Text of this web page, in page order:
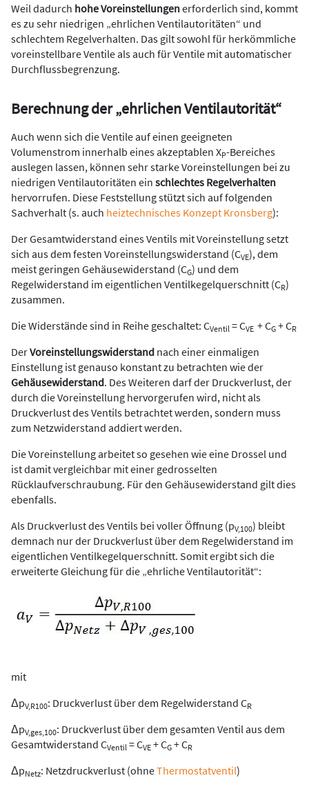
Weil dadurch hohe Voreinstellungenerforderlich sind, kommt
es zu sehr niedrigen „ehrlichen Ventilautoritäten“ und
schlechtem Regelverhalten. Das gilt sowohl für herkömmliche
voreinstellbare Ventile als auch für Ventile mit automatischer
Durchflussbegrenzung.
Berechnung der „ehrlichen Ventilautorität“
Auch wenn sich die Ventile auf einen geeigneten
Volumenstrom innerhalb eines akzeptablen XP-Bereiches
auslegen lassen, können sehr starke Voreinstellungen bei zu
niedrigen Ventilautoritäten ein schlechtes Regelverhalten
hervorrufen. Diese Feststellung stützt sich auf folgenden
Sachverhalt (s. auch heiztechnisches Konzept Kronsberg):
Der Gesamtwiderstand eines Ventils mit Voreinstellung setzt
sich aus dem festen Voreinstellungswiderstand (CVE), dem
meist geringen Gehäusewiderstand (CG) und dem
Regelwiderstand im eigentlichen Ventilkegelquerschnitt (CR)
zusammen.
Die Widerstände sind in Reihe geschaltet: CVentil = CVE + CG + CR
DerVoreinstellungswiderstand nach einer einmaligen
Einstellung ist genauso konstant zu betrachten wie der
Gehäusewiderstand. Des Weiteren darf der Druckverlust, der
durch die Voreinstellung hervorgerufen wird, nicht als
Druckverlust des Ventils betrachtet werden, sondern muss
zum Netzwiderstand addiert werden.
Die Voreinstellung arbeitet so gesehen wie eine Drossel und
ist damit vergleichbar mit einer gedrosselten
Rücklaufverschraubung. Für den Gehäusewiderstand gilt dies
ebenfalls.
Als Druckverlust des Ventils bei voller Öffnung (pV,100) bleibt
demnach nur der Druckverlust über dem Regelwiderstand im
eigentlichen Ventilkegelquerschnitt. Somit ergibt sich die
erweiterte Gleichung für die „ehrliche Ventilautorität“:
mit
ΔpV,R100: Druckverlust über dem Regelwiderstand CR
ΔpV,ges,100: Druckverlust über dem gesamten Ventil aus dem
Gesamtwiderstand CVentil = CVE + CG + CR
ΔpNetz: Netzdruckverlust (ohneThermostatventil)